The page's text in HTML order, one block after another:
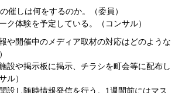
催しは何をするのか。（委員）
ク体験を予定している。（コンサル）
や開催中のメディア取材の対応はどのような
設や掲示板に掲示、チラシを町会等に配布し
ル）
設し随時情報発信を行う。1週間前にはマス